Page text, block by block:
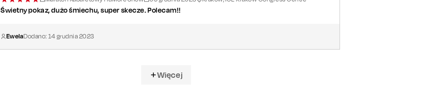
Świetny pokaz, dużo śmiechu, super skecze. Polecam!!
EwelaDodano:14 grudnia 2023
Więcej